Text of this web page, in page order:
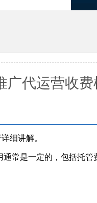
广代运营收费
细讲解。
常是一定的，包括托